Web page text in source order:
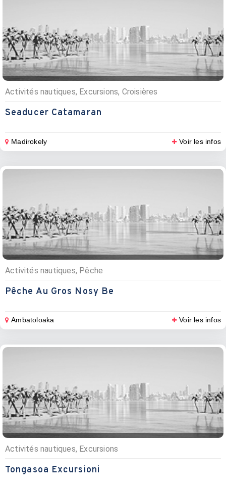
Activités nautiques, Excursions, Croisières
Seaducer Catamaran
Madirokely Voir les infos
Activités nautiques, Pêche
Pêche Au Gros Nosy Be
Ambatoloaka Voir les infos
Activités nautiques, Excursions
Tongasoa Excursioni